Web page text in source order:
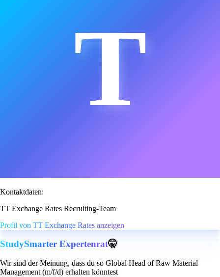
T
Kontaktdaten:
TT Exchange Rates Recruiting-Team
Profil von TT Exchange Rates anzeigen
StudySmarter Expertenrat🤫
Wir sind der Meinung, dass du so Global Head of Raw Material
Management (m/f/d) erhalten könntest